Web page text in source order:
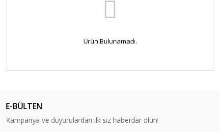
Ürün Bulunamadı.
E-BÜLTEN
Kampanya ve duyurulardan ilk siz haberdar olun!